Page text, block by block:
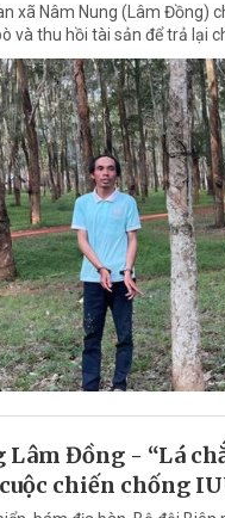
xã Nâm Nung (Lâm Đồng)
và thu hồi tài sản để trả lại
Lâm Đồng - “Lá
chiến chống